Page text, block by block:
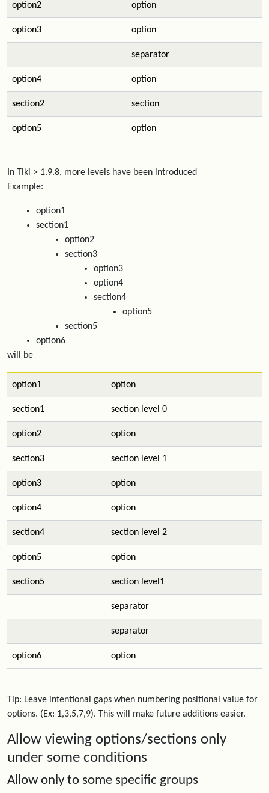
option2 option
option3 option
separator
option4 option
section2 section
option5 option
In Tiki > 1.9.8, more levels have been introduced
Example:
option1
section1
option2
section3
option3
option4
section4
option5
section5
option6
will be
option1 option
section1 section level 0
option2 option
section3 section level 1
option3 option
option4 option
section4 section level 2
option5 option
section5 section level1
separator
separator
option6 option
Tip: Leave intentional gaps when numbering positional value for
options. (Ex: 1,3,5,7,9). This will make future additions easier.
Allow viewing options/sections only
under some conditions
Allow only to some specific groups